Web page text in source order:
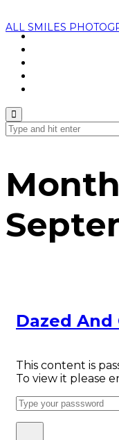
ALL SMILES
Dazed And
This content is
To view it please